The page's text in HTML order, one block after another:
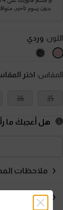
اللون: وردي
المقاس: اختر
35
36
هل أعجبكَ ما
ملاحظات
تفاصيل المنتج